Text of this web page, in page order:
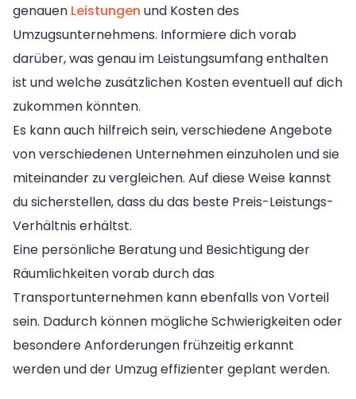
genauen Leistungen und Kosten des
Umzugsunternehmens. Informiere dich vorab
darüber, was genau im Leistungsumfang enthalten
ist und welche zusätzlichen Kosten eventuell auf dich
zukommen könnten.
Es kann auch hilfreich sein, verschiedene Angebote
von verschiedenen Unternehmen einzuholen und sie
miteinander zu vergleichen. Auf diese Weise kannst
du sicherstellen, dass du das beste Preis-Leistungs-
Verhältnis erhältst.
Eine persönliche Beratung und Besichtigung der
Räumlichkeiten vorab durch das
Transportunternehmen kann ebenfalls von Vorteil
sein. Dadurch können mögliche Schwierigkeiten oder
besondere Anforderungen frühzeitig erkannt
werden und der Umzug effizienter geplant werden.